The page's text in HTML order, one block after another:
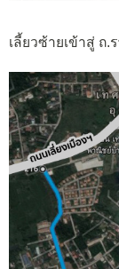
เลี้ยวซ้ายเข้าสู่ ถ.